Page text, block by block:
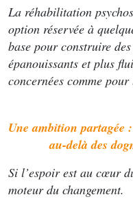
La réhabilitation
option réservée à
base pour construire
épanouissants et plus
concernées comme
Une ambition partagée
au-delà des
Si l’espoir est au cœur
moteur du changement.